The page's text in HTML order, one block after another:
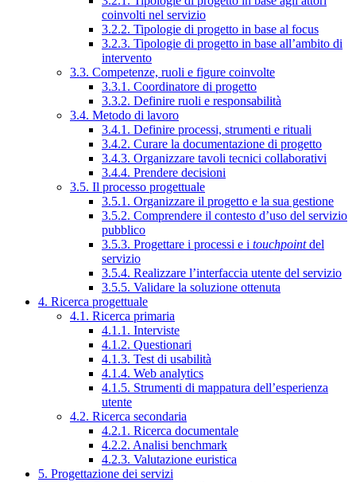
coinvolti nel servizio
3.2.2. Tipologie di progetto in base al focus
3.2.3. Tipologie di progetto in base all’ambito di
intervento
3.3. Competenze, ruoli e figure coinvolte
3.3.1. Coordinatore di progetto
3.3.2. Definire ruoli e responsabilità
3.4. Metodo di lavoro
3.4.1. Definire processi, strumenti e rituali
3.4.2. Curare la documentazione di progetto
3.4.3. Organizzare tavoli tecnici collaborativi
3.4.4. Prendere decisioni
3.5. Il processo progettuale
3.5.1. Organizzare il progetto e la sua gestione
3.5.2. Comprendere il contesto d’uso del servizio
pubblico
3.5.3. Progettare i processi e i touchpointdel
servizio
3.5.4. Realizzare l’interfaccia utente del servizio
3.5.5. Validare la soluzione ottenuta
4. Ricerca progettuale
4.1. Ricerca primaria
4.1.1. Interviste
4.1.2. Questionari
4.1.3. Test di usabilità
4.1.4. Web analytics
4.1.5. Strumenti di mappatura dell’esperienza
utente
4.2. Ricerca secondaria
4.2.1. Ricerca documentale
4.2.2. Analisi benchmark
4.2.3. Valutazione euristica
5. Progettazione dei servizi